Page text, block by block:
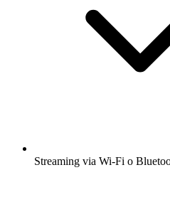
Streaming via Wi-Fi o